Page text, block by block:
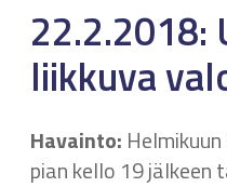
22.2.2018:
liikkuva
Havainto:
pian kello 19 jälkeen